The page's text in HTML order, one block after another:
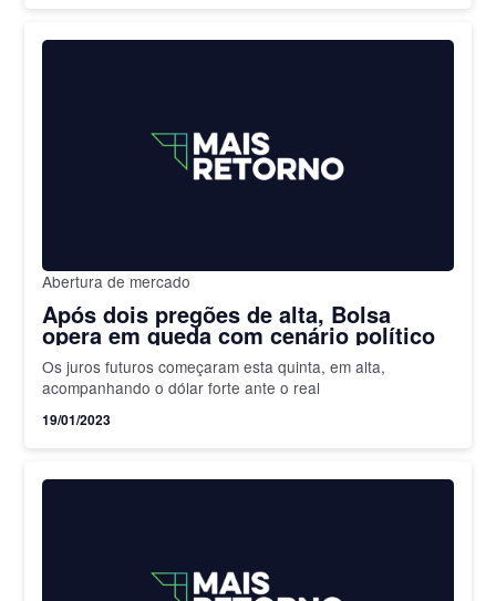
Abertura de mercado
Após dois pregões de alta, Bolsa
opera em queda com cenário político
Os juros futuros começaram esta quinta, em alta,
acompanhando o dólar forte ante o real
19/01/2023